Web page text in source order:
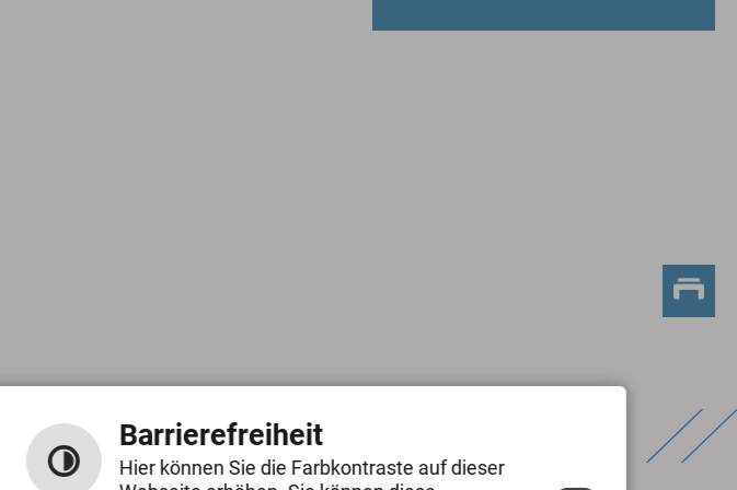
Links
Gemeinderat
Barrierefreiheit
Hier können Sie die Farbkontraste auf dieser